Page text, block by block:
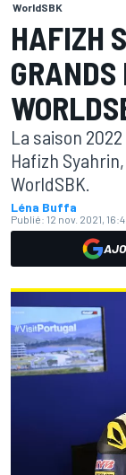
WorldSBK
HAFIZH
La saison
Hafizh
WorldSBK.
Léna Buffa
Publié: 12 nov. 2021,